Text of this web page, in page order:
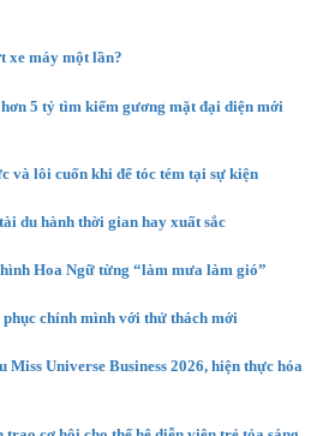
xe máy một lần?
5 tỷ tìm kiếm gương mặt đại diện mới
và lôi cuốn khi để tóc tém tại sự kiện
du hành thời gian hay xuất sắc
Hoa Ngữ từng “làm mưa làm gió”
chính mình với thử thách mới
Miss Universe Business 2026, hiện thực hóa